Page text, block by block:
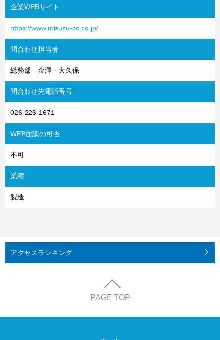
企業WEBサイト
https://www.misuzu-co.co.jp/
問合わせ担当者
総務部 金澤・大久保
問合わせ先電話番号
026-226-1671
WEB面談の可否
不可
業種
製造
アクセスランキング
PAGE TOP